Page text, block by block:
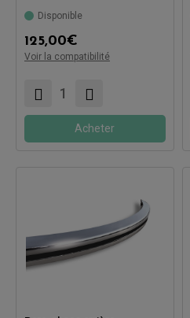
Disponible
125,00€
Voir la compatibilité
Acheter